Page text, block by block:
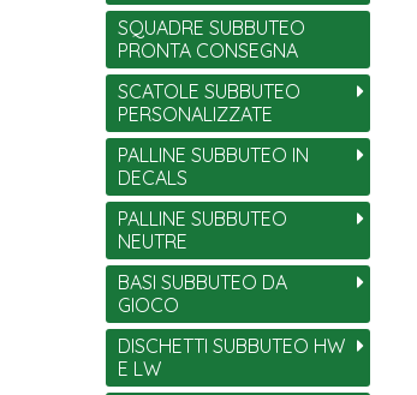
SQUADRE SUBBUTEO
PRONTA CONSEGNA
SCATOLE SUBBUTEO
PERSONALIZZATE
PALLINE SUBBUTEO IN
DECALS
PALLINE SUBBUTEO
NEUTRE
BASI SUBBUTEO DA
GIOCO
DISCHETTI SUBBUTEO HW
E LW